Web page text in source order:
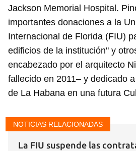
Jackson Memorial Hospital.
importantes donaciones a la
Internacional de Florida (FIU)
edificios de la institución" y
encabezado por el arquitecto
fallecido en 2011– y dedicado
de La Habana en una futura
NOTICIAS RELACIONADAS
La FIU suspende las